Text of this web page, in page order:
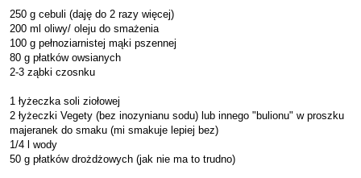
250 g cebuli (daję do 2 razy więcej)
200 ml oliwy/ oleju do smażenia
100 g pełnoziarnistej mąki pszennej
80 g płatków owsianych
2-3 ząbki czosnku
1 łyżeczka soli ziołowej
2 łyżeczki Vegety (bez inozynianu sodu) lub innego "bulionu" w proszku
majeranek do smaku (mi smakuje lepiej bez)
1/4 l wody
50 g płatków drożdżowych (jak nie ma to trudno)